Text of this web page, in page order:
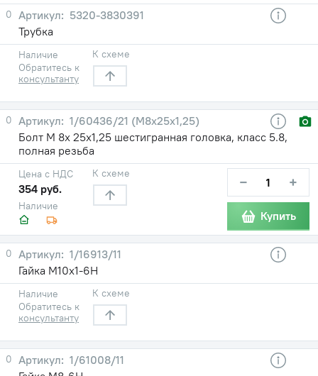
0
5320-3830391
Трубка
Наличие
Обратитесь к
консультанту
К схеме
0
1/60436/21 (М8х25х1,25)
Болт М 8х 25х1,25 шестигранная головка, класс 5.8,
полная резьба
Наличие
Цена с НДС
354 руб.
К схеме − +
Купить
0
1/16913/11
Гайка М10х1-6Н
Наличие
Обратитесь к
консультанту
К схеме
0
1/61008/11